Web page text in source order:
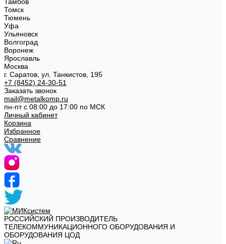
Томск
Тюмень
Уфа
Ульяновск
Волгоград
Воронеж
Ярославль
Москва
г. Саратов, ул. Танкистов, 195
+7 (8452) 24-30-51
Заказать звонок
mail@metalkomp.ru
пн-пт с 08:00 до 17:00 по МСК
Личный кабинет
Корзина
Избранное
Сравнение
РОССИЙСКИЙ ПРОИЗВОДИТЕЛЬ
ТЕЛЕКОММУНИКАЦИОННОГО ОБОРУДОВАНИЯ И
ОБОРУДОВАНИЯ ЦОД